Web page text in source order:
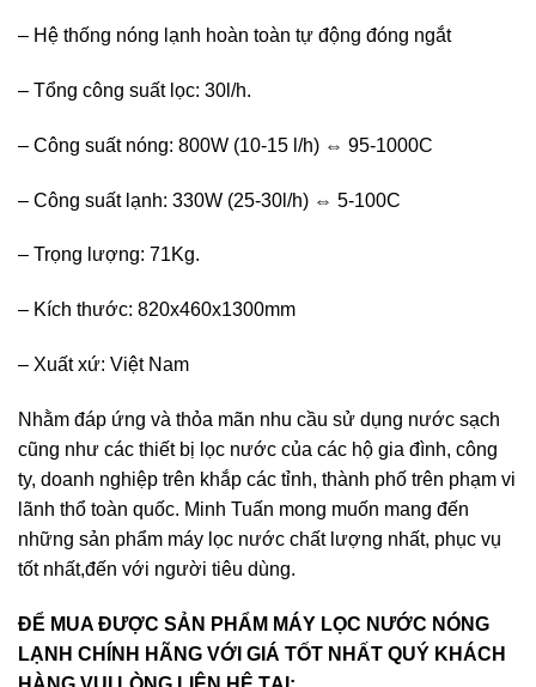
– Hệ thống nóng lạnh hoàn toàn tự động đóng ngắt
– Tổng công suất lọc: 30l/h.
– Công suất nóng: 800W (10-15 l/h) ⇔ 95-1000C
– Công suất lạnh: 330W (25-30l/h) ⇔ 5-100C
– Trọng lượng: 71Kg.
– Kích thước: 820x460x1300mm
– Xuất xứ: Việt Nam
Nhằm đáp ứng và thỏa mãn nhu cầu sử dụng nước sạch
cũng như các thiết bị lọc nước của các hộ gia đình, công
ty, doanh nghiệp trên khắp các tỉnh, thành phố trên phạm vi
lãnh thổ toàn quốc. Minh Tuấn mong muốn mang đến
những sản phẩm máy lọc nước chất lượng nhất, phục vụ
tốt nhất,đến với người tiêu dùng.
ĐỂ MUA ĐƯỢC SẢN PHẨM MÁY LỌC NƯỚC NÓNG
LẠNH CHÍNH HÃNG VỚI GIÁ TỐT NHẤT QUÝ KHÁCH